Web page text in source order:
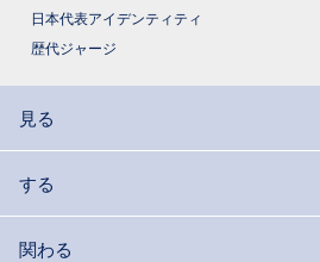
日本代表アイデンティティ
歴代ジャージ
見る
する
関わる